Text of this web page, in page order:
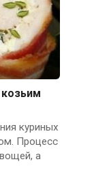
куриных
Процесс
а